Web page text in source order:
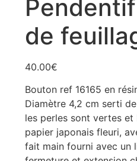
de
40.00€
Bouton ref 16165 en
Diamètre 4,2 cm serti
les perles sont vertes et
papier japonais fleuri,
fait main fourni avec un